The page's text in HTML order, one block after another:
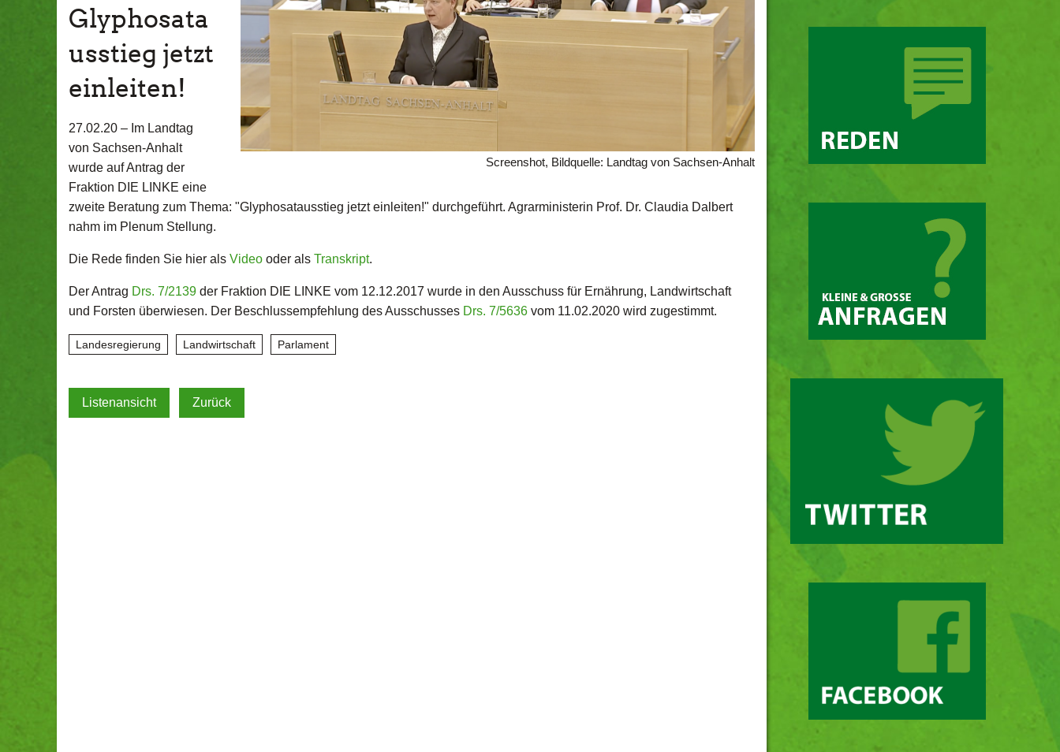
Screenshot, Bildquelle: Landtag von Sachsen-Anhalt
Glyphosata
usstieg jetzt
einleiten!
27.02.20 – Im Landtag
von Sachsen-Anhalt
wurde auf Antrag der
Fraktion DIE LINKE eine
zweite Beratung zum Thema: "Glyphosatausstieg jetzt einleiten!" durchgeführt. Agrarministerin Prof. Dr. Claudia Dalbert
nahm im Plenum Stellung.
Die Rede finden Sie hier als Video oder als Transkript.
Der Antrag Drs. 7/2139 der Fraktion DIE LINKE vom 12.12.2017 wurde in den Ausschuss für Ernährung, Landwirtschaft
und Forsten überwiesen. Der Beschlussempfehlung des Ausschusses Drs. 7/5636 vom 11.02.2020 wird zugestimmt.
Landesregierung Landwirtschaft Parlament
Listenansicht Zurück